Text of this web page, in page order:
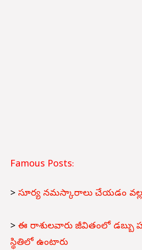
Famous Posts:
> సూర్య నమస్కారాలు చేయడం
> ఈ రాశులవారు జీవితంలో
స్థితిలో ఉంటారు